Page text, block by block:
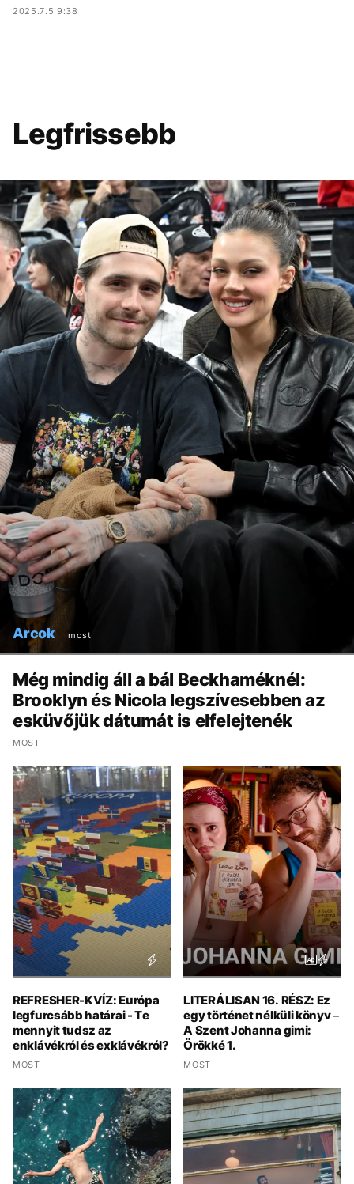
2025.7.5 9:38
Legfrissebb
Arcok most
Még mindig áll a bál Beckhaméknél:
Brooklyn és Nicola legszívesebben az
esküvőjük dátumát is elfelejtenék
MOST
REFRESHER-KVÍZ: Európa
legfurcsább határai - Te
mennyit tudsz az
enklávékról és exklávékról?
MOST
LITERÁLISAN 16. RÉSZ: Ez
egy történet nélküli könyv –
A Szent Johanna gimi:
Örökké 1.
MOST